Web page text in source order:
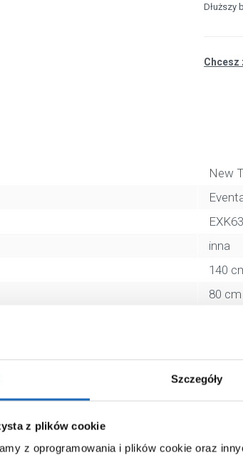
Szczegóły
z plików cookie
z oprogramowania i plików cookie oraz
Dłuższy
Chcesz
New
inna
140
80 cm